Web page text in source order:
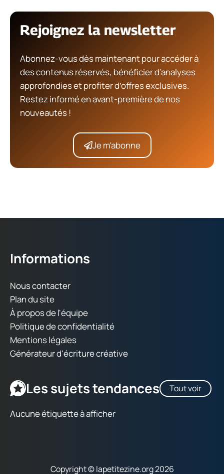
Rejoignez la newsletter
Abonnez-vous dès maintenant pour accéder à
des contenus réservés, bénéficier d’analyses
approfondies et profiter d’offres exclusives.
Restez informé en avant-première de nos
nouveautés !
Je m'abonne
Informations
Nous contacter
Plan du site
À propos de l'équipe
Politique de confidentialité
Mentions légales
Générateur d'écriture créative
Les sujets tendances Tout voir
Aucune étiquette à afficher
Copyright © lapetitezine.org 2026